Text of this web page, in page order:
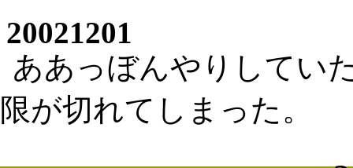
20021201
ああっぼんやりしてい
限が切れてしまった。